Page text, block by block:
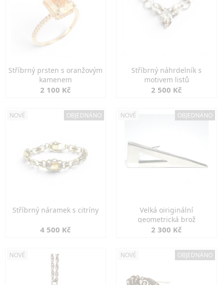
Stříbrný prsten s oranžovým
kamenem
2 100 Kč
Stříbrný náhrdelník s
motivem listů
2 500 Kč
NOVÉ OBJEDNÁNO
Stříbrný náramek s citríny
4 500 Kč
NOVÉ OBJEDNÁNO
Velká oiriginální
geometrická brož
2 300 Kč
NOVÉ NOVÉ OBJEDNÁNO